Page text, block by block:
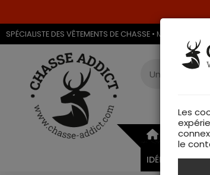
SPÉCIALISTE DES VÊTEMENTS DE CHASSE • MAGASIN DE
IDÉES CADEAUX
Les
le